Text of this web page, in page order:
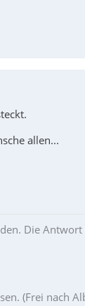
allen...
Die
(Frei nach